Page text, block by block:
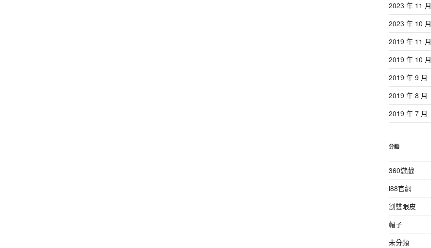
2023 年 11 月
2023 年 10 月
2019 年 11 月
2019 年 10 月
2019 年 9 月
2019 年 8 月
2019 年 7 月
分類
360遊戲
i88官網
割雙眼皮
帽子
未分類